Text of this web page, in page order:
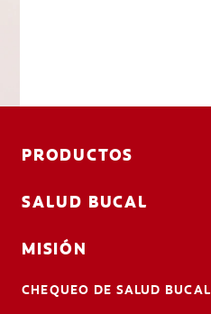
PRODUCTOS
SALUD BUCAL
MISIÓN
CHEQUEO DE SALUD BUCAL